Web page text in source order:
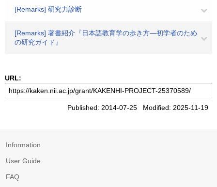
[Remarks] 研究力診断
[Remarks] 著書紹介『日本語教育学の歩き方―初学者のため
の研究ガイド』
URL:
Published: 2014-07-25 Modified: 2025-11-19
Information
User Guide
FAQ